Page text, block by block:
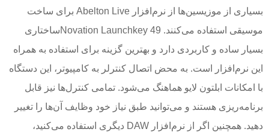
بسیاری از موزیسین‌ها از نرم‌افزار Abelton Live برای ساخت
موسیقی استفاده می‌کنند. Novation Launchkey 49ساختاری
بسیار ساده و کاربردی دارد و بهترین گزینه برای استفاده به همراه
این نرم‌افزار است. به محض اتصال کنترلر به کامپیوتر، این دستگاه
با امکانات ابلتون لایو هماهنگ می‌شود. تمامی کنترل‌ها نیز قابل
برنامه‌ریزی هستند و می‌توانید طبق نیاز خود وظایف آن‌ها را تغییر
دهید. همچنین اگر از نرم‌افزار DAW دیگری استفاده می‌کنید،